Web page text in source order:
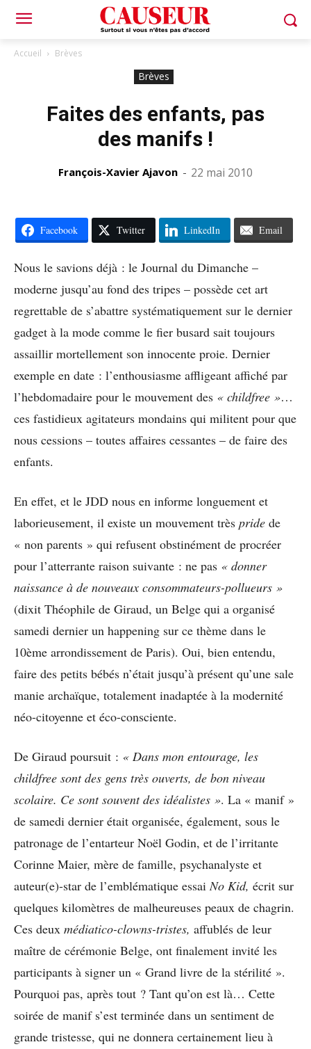
Accueil Brèves
Brèves
Faites des enfants, pas
des manifs !
François-Xavier Ajavon - 22 mai 2010
Facebook Twitter LinkedIn Email
Nous le savions déjà : le Journal du Dimanche –
moderne jusqu’au fond des tripes – possède cet art
regrettable de s’abattre systématiquement sur le dernier
gadget à la mode comme le fier busard sait toujours
assaillir mortellement son innocente proie. Dernier
exemple en date : l’enthousiasme affligeant affiché par
l’hebdomadaire pour le mouvement des « childfree »…
ces fastidieux agitateurs mondains qui militent pour que
nous cessions – toutes affaires cessantes – de faire des
enfants.
En effet, et le JDD nous en informe longuement et
laborieusement, il existe un mouvement très pride de
« non parents » qui refusent obstinément de procréer
pour l’atterrante raison suivante : ne pas « donner
naissance à de nouveaux consommateurs-pollueurs »
(dixit Théophile de Giraud, un Belge qui a organisé
samedi dernier un happening sur ce thème dans le
10ème arrondissement de Paris). Oui, bien entendu,
faire des petits bébés n’était jusqu’à présent qu’une sale
manie archaïque, totalement inadaptée à la modernité
néo-citoyenne et éco-consciente.
De Giraud poursuit : « Dans mon entourage, les
childfree sont des gens très ouverts, de bon niveau
scolaire. Ce sont souvent des idéalistes ». La « manif »
de samedi dernier était organisée, également, sous le
patronage de l’entarteur Noël Godin, et de l’irritante
Corinne Maier, mère de famille, psychanalyste et
auteur(e)-star de l’emblématique essaiNo Kid, écrit sur
quelques kilomètres de malheureuses peaux de chagrin.
Ces deux médiatico-clowns-tristes, affublés de leur
maître de cérémonie Belge, ont finalement invité les
participants à signer un « Grand livre de la stérilité ».
Pourquoi pas, après tout ? Tant qu’on est là… Cette
soirée de manif s’est terminée dans un sentiment de
grande tristesse, qui ne donnera certainement lieu à